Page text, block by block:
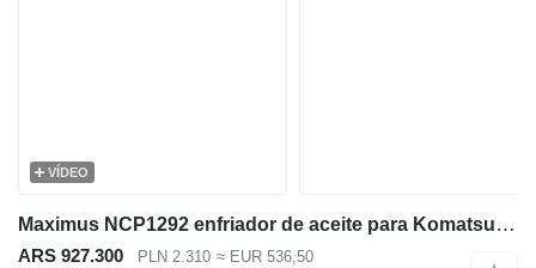
VÍDEO
Maximus NCP1292 enfriador de aceite para Komatsu PC220 PC230 PC240 PC270 PC290 excavadora
ARS 927.300 PLN 2.310 ≈ EUR 536,50